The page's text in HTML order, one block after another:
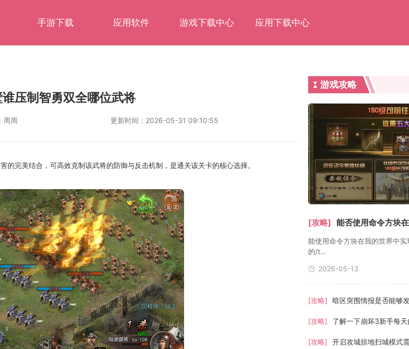
手游下载 应用软件 游戏下载中心 应用下载中心
压制智勇双全哪位武将
周周 更新时间： 2026-05-31 09:10:55
完美结合，可高效克制该武将的防御与反击机制，是通关该关卡的核心选择。
游戏攻略
[攻略]
能使用命令方块在我的世界中
的/t...
2026-05-13
[攻略] 暗区突围情报是否能够
[攻略] 了解一下崩坏3新手每
[攻略] 开启攻城掠地扫城模式